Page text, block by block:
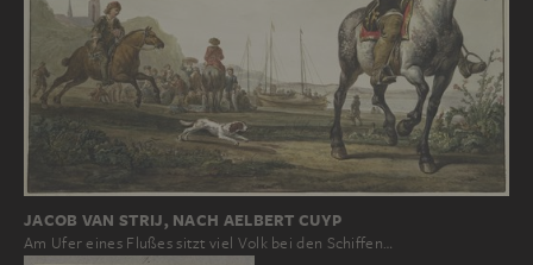
JACOB VAN STRIJ, NACH AELBERT CUYP
Am Ufer eines Flußes sitzt viel Volk bei den Schiffen…